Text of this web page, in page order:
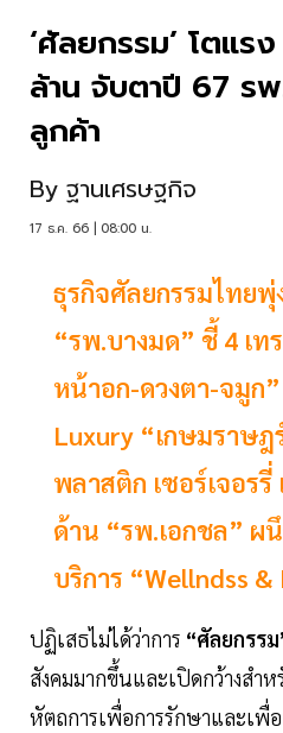
‘ศัลยกรรม’ โตแร
ล้าน จับตาปี 67 ร
ลูกค้า
By ฐานเศรษฐกิจ
17 ธ.ค. 66 | 08:00 น.
ธุรกิจศัลยกรรมไทย
“รพ.บางมด” ชี้ 4 เ
หน้าอก-ดวงตา-จมูก
Luxury “เกษมราษฎ
พลาสติก เซอร์เจอรรี่
ด้าน “รพ.เอกชล” ผ
บริการ “Wellndss
ปฏิเสธไม่ได้ว่าการ “ศัลยกรรม
สังคมมากขึ้นและเปิดกว้างสำ
หัตถการเพื่อการรักษาและเพื่